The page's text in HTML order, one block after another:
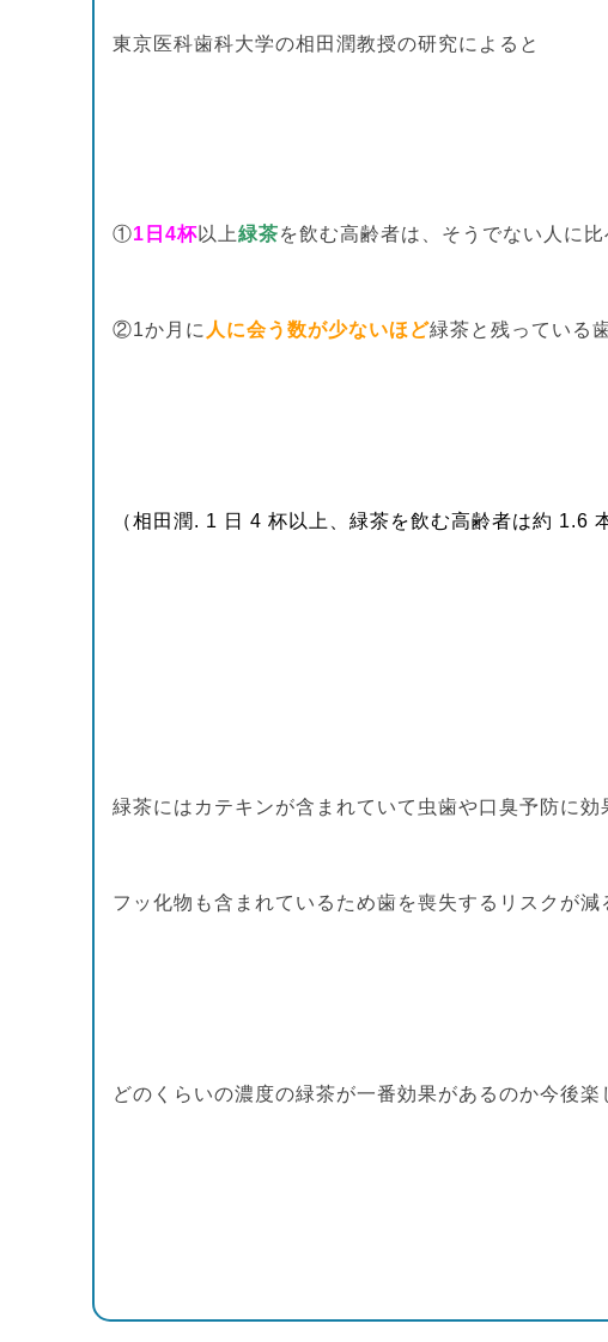
東京医科歯科大学の相田潤教授の研究によると
①1日4杯以上緑茶を飲む高齢者は、そうでない人に比
②1か月に 人に会う数が少ないほど緑茶と残っている
（相田潤. 1 日 4 杯以上、緑茶を飲む高齢者は約 1.6
緑茶にはカテキンが含まれていて虫歯や口臭予防に効
フッ化物も含まれているため歯を喪失するリスクが減
どのくらいの濃度の緑茶が一番効果があるのか今後